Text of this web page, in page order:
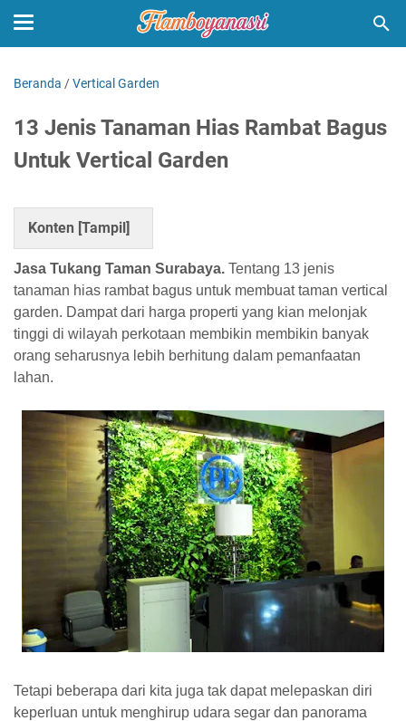
Beranda /Vertical Garden
13 Jenis Tanaman Hias Rambat Bagus
Untuk Vertical Garden
Konten [Tampil]
Jasa Tukang Taman Surabaya. Tentang 13 jenis
tanaman hias rambat bagus untuk membuat taman vertical
garden. Dampat dari harga properti yang kian melonjak
tinggi di wilayah perkotaan membikin membikin banyak
orang seharusnya lebih berhitung dalam pemanfaatan
lahan.
Tetapi beberapa dari kita juga tak dapat melepaskan diri
keperluan untuk menghirup udara segar dan panorama